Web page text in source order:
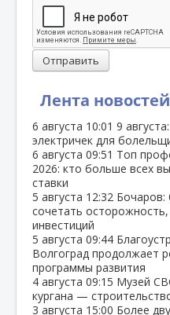
Лента новостей
6 августа 10:01 9
электричек для
6 августа 09:51 Топ
2026: кто больше всех
ставки
5 августа 12:32 Бочаров:
сочетать
инвестиций
5 августа 09:44
Волгоград продолжает
программы развития
4 августа 09:15 Музей
кургана —
3 августа 15:00 Более
Отправить